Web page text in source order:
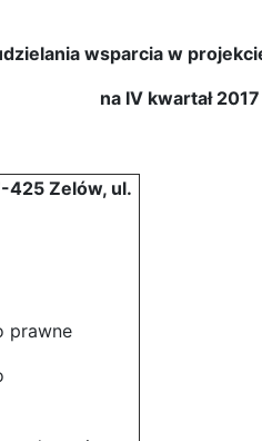
wsparcia w
na IV kwartał
425 Zelów, ul.
prawne